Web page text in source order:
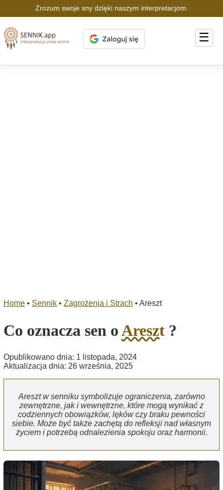
Zrozum swoje sny dzięki naszym interpretacjom.
☰
Home • Sennik • Zagrożenia i Strach • Areszt
Co oznacza sen oAreszt ?
Opublikowano dnia: 1 listopada, 2024
Aktualizacja dnia: 26 września, 2025
Areszt w senniku symbolizuje ograniczenia, zarówno
zewnętrzne, jak i wewnętrzne, które mogą wynikać z
codziennych obowiązków, lęków czy braku pewności
siebie. Może być także zachętą do refleksji nad własnym
życiem i potrzebą odnalezienia spokoju oraz harmonii.